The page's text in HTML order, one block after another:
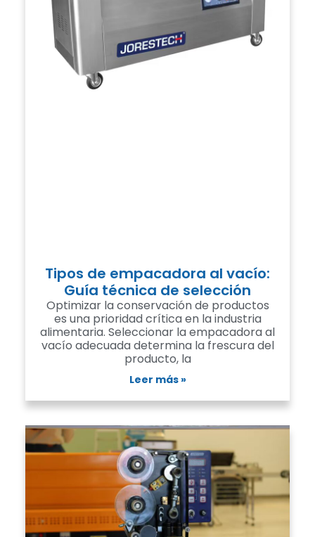
Tipos de empacadora al vacío:
Guía técnica de selección
Optimizar la conservación de productos
es una prioridad crítica en la industria
alimentaria. Seleccionar la empacadora al
vacío adecuada determina la frescura del
producto, la
Leer más »